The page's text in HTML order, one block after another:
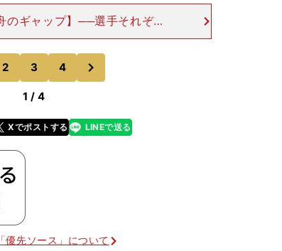
のギャップ】──選手それぞれ
らの知識や面白さを、番組を
くさんあります。たとえば、
につ
2 3 4
のページへ
1 / 4
Xでポストする
line LINEで送る
優先ソース」について